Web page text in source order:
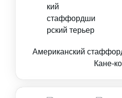
Американский
Кане-